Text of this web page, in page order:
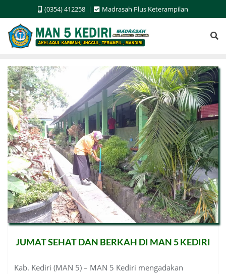
content
(0354) 412258 Madrasah Plus Keterampilan
JUMAT SEHAT DAN BERKAH DI MAN 5 KEDIRI
Kab. Kediri (MAN 5) – MAN 5 Kediri mengadakan